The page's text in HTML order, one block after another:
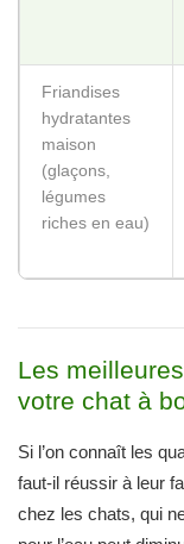
Friandises
hydratantes
maison
(glaçons,
légumes
riches en eau)
Les
votre chat à
Si l’on connaît les
faut-il réussir à leur
chez les chats, qui